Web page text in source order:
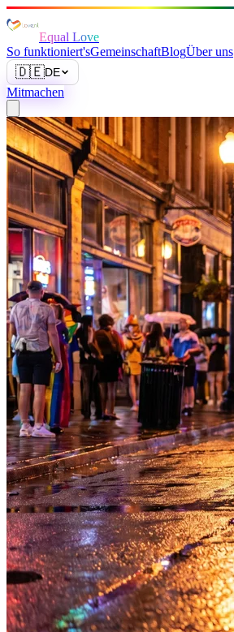
Equal Love
So funktioniert'sGemeinschaftBlogÜber uns
🇩🇪DE
Mitmachen